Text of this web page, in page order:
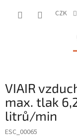
CZK
VIAIR
max. tlak
litrů/min
ESC_00065